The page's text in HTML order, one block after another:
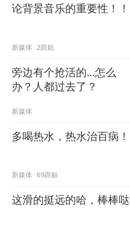
论背景音乐的重要性！！
新媒体 2跟贴
旁边有个抢活的…怎么
办？人都过去了？
新媒体
多喝热水，热水治百病！
新媒体 69跟贴
这滑的挺远的哈，棒棒哒